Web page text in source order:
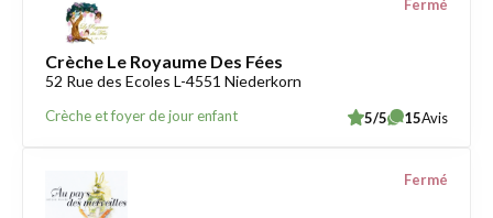
Crèche Le Royaume Des Fées
52 Rue des Ecoles L-4551 Niederkorn
Crèche et foyer de jour enfant
Fermé
5/5 15Avis
Fermé